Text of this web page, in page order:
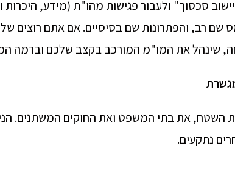
סכסוך" ולעבור פגישות מהו"ת (מידע, היכרות
שם רב, והפתרונות שם בסיסיים. אם אתם רוצים
שינהל את המו"מ המורכב בקצב שלכם וברמה
השטח, את בתי המשפט ואת החוקים המשתנים.
נתקעים.